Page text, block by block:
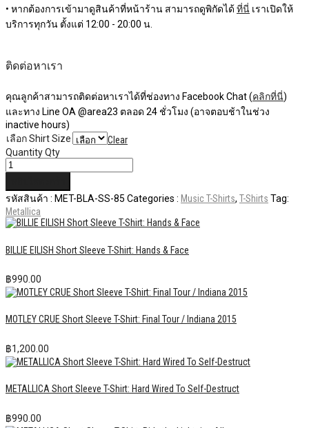
• หากต้องการเข้ามาดูสินค้าที่หน้าร้าน สามารถดูพิกัดได้ ที่นี่ เราเปิดให้
บริการทุกวัน ตั้งแต่ 12:00 - 20:00 น.
ติดต่อหาเรา
คุณลูกค้าสามารถติดต่อหาเราได้ที่ช่องทาง Facebook Chat (คลิกที่นี่)
และทาง Line OA @area23 ตลอด 24 ชั่วโมง (อาจตอบช้าในช่วง
inactive hours)
เลือก Shirt Size
Clear
QuantityQty
รหัสสินค้า : MET-BLA-SS-85 Categories : Music T-Shirts, T-Shirts Tag:
Metallica
BILLIE EILISH Short Sleeve T-Shirt: Hands & Face
฿990.00
MOTLEY CRUE Short Sleeve T-Shirt: Final Tour / Indiana 2015
฿1,200.00
METALLICA Short Sleeve T-Shirt: Hard Wired To Self-Destruct
฿990.00